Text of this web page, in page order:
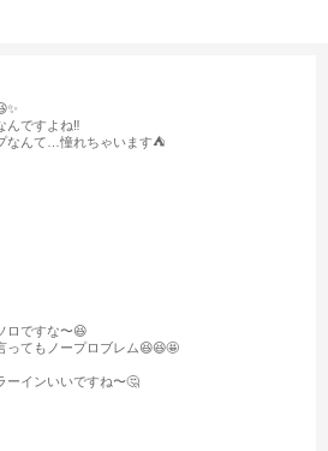
んですよね‼️
なんて…憧れちゃいます⛺️
‼️
しかったし、これは絶対食べてみたいです😋🍦
たい憧れの道なので、チャンスがあったらぜひ
ロですな〜😆
ってもノープロブレム😆😆🤩
ーインいいですね〜🤔